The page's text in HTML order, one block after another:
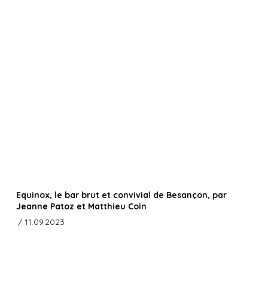
Equinox, le bar brut et convivial de Besançon, par
Jeanne Patoz et Matthieu Coin
/ 11.09.2023